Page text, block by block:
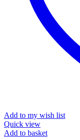
Add to my wish list
Quick view
Add to basket